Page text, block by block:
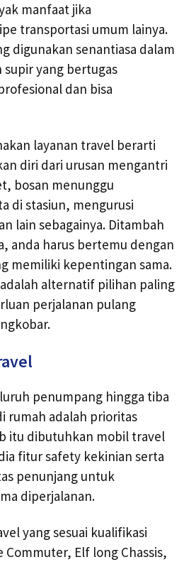
manfaat jika
transportasi umum lainya.
digunakan senantiasa dalam
supir yang bertugas
dan bisa
layanan travel berarti
diri dari urusan mengantri
bosan menunggu
di stasiun, mengurusi
lain sebagainya. Ditambah
anda harus bertemu dengan
memiliki kepentingan sama.
alternatif pilihan paling
perjalanan pulang
penumpang hingga tiba
rumah adalah prioritas
itu dibutuhkan mobil travel
fitur safety kekinian serta
penunjang untuk
diperjalanan.
yang sesuai kualifikasi
Commuter, Elf long Chassis,